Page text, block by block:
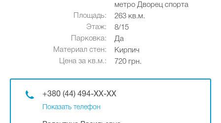
метро Дворец спорта
Площадь:
263 кв.м.
Этаж:
8/15
Парковка:
Да
Материал стен:
Кирпич
Цена за кв.м.:
720 грн.
+380 (44) 494-XX-XX
Показать телефон